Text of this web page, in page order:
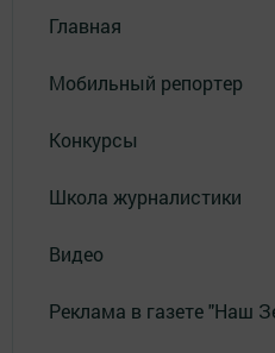
Главная
Мобильный репортер
Конкурсы
Школа журналистики
Видео
Реклама в газете "Наш